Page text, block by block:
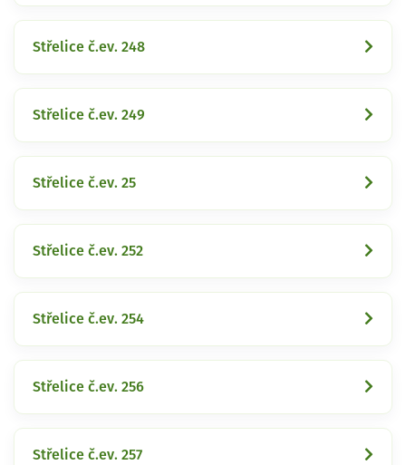
Střelice č.ev. 248
Střelice č.ev. 249
Střelice č.ev. 25
Střelice č.ev. 252
Střelice č.ev. 254
Střelice č.ev. 256
Střelice č.ev. 257